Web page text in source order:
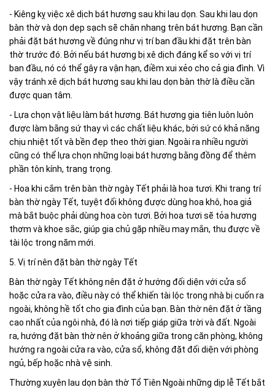
- Kiêng kỵ việc xê dịch bát hương sau khi lau dọn. Sau khi lau dọn
bàn thờ và dọn dẹp sạch sẽ chân nhang trên bát hương. Bạn cần
phải đặt bát hương về đúng như vị trí ban đầu khi đặt trên bàn
thờ trước đó. Bởi nếu bát hương bị xê dịch đáng kể so với vị trí
ban đầu, nó có thể gây ra vận hạn, điềm xui xẻo cho cả gia đình. Vì
vậy tránh xê dịch bát hương sau khi lau dọn bàn thờ là điều cần
được quan tâm.
- Lựa chọn vật liệu làm bát hương. Bát hương gia tiên luôn luôn
được làm bằng sứ thay vì các chất liệu khác, bởi sứ có khả năng
chịu nhiệt tốt và bền đẹp theo thời gian. Ngoài ra nhiều người
cũng có thể lựa chọn những loại bát hương bằng đồng để thêm
phần tôn kính, trang trọng.
- Hoa khi cắm trên bàn thờ ngày Tết phải là hoa tươi. Khi trang trí
bàn thờ ngày Tết, tuyệt đối không được dùng hoa khô, hoa giả
mà bắt buộc phải dùng hoa còn tươi. Bởi hoa tươi sẽ tỏa hương
thơm và khoe sắc, giúp gia chủ gặp nhiều may mắn, thu được về
tài lộc trong năm mới.
5. Vị trí nên đặt bàn thờ ngày Tết
Bàn thờ ngày Tết không nên đặt ở hướng đối diện với cửa sổ
hoặc cửa ra vào, điều này có thể khiến tài lộc trong nhà bị cuốn ra
ngoài, không hề tốt cho gia đình của bạn. Bàn thờ nên đặt ở tầng
cao nhất của ngôi nhà, đó là nơi tiếp giáp giữa trời và đất. Ngoài
ra, hướng đặt bàn thờ nên ở khoảng giữa trong căn phòng, không
hướng ra ngoài cửa ra vào, cửa sổ, không đặt đối diện với phòng
ngủ, bếp hoặc nhà vệ sinh.
Thường xuyên lau dọn bàn thờ Tổ Tiên Ngoài những dịp lễ Tết bắt